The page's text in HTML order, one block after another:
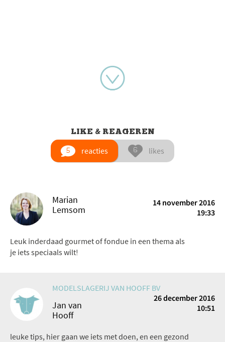
LIKE & REAGEREN
reacties likes
Marian
Lemsom
14 november 2016
19:33
Leuk inderdaad gourmet of fondue in een thema als
je iets speciaals wilt!
MODELSLAGERIJ VAN HOOFF BV
Jan van
Hooff
26 december 2016
10:51
leuke tips, hier gaan we iets met doen, en een gezond